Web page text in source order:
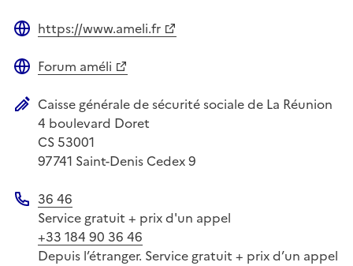
https://www.ameli.fr
Forum améli
Adresse postale
Caisse générale de sécurité sociale de La Réunion
4 boulevard Doret
CS 53001
97741 Saint-Denis Cedex 9
Téléphone
36 46
Service gratuit + prix d'un appel
+33 184 90 36 46
Depuis l’étranger. Service gratuit + prix d’un appel